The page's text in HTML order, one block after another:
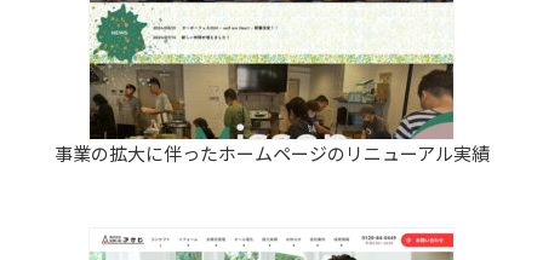
事業の拡大に伴ったホームページのリニューアル実績